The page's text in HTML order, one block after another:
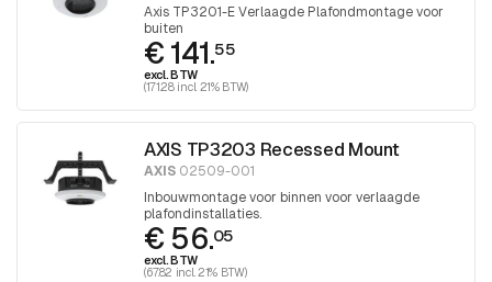
Axis TP3201-E Verlaagde Plafondmontage voor
buiten
€ 141.55
excl. BTW
(171.28 incl. 21% BTW)
AXIS TP3203 Recessed Mount
AXIS 02509-001
Inbouwmontage voor binnen voor verlaagde
plafondinstallaties.
€ 56.05
excl. BTW
(67.82 incl. 21% BTW)